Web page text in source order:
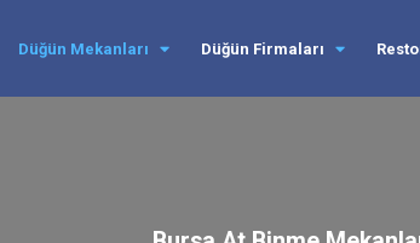
Düğün Mekanları Düğün Firmaları